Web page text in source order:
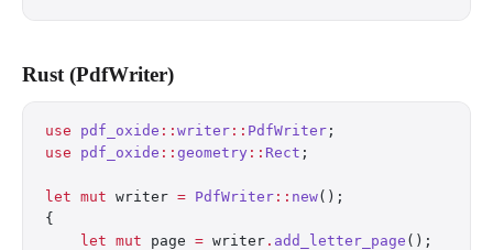
Rust (PdfWriter)
use pdf_oxide :: writer :: PdfWriter ;
use pdf_oxide :: geometry :: Rect ;
let mut writer = PdfWriter :: new();
{
    let
mut page = writer . add_letter_page ();